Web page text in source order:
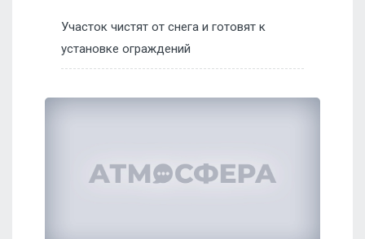
Участок чистят от снега и готовят к
установке ограждений